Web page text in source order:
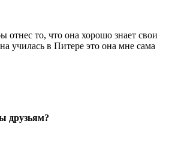
отнес то, что она хорошо знает свои
училась в Питере это она мне сама
друзьям?